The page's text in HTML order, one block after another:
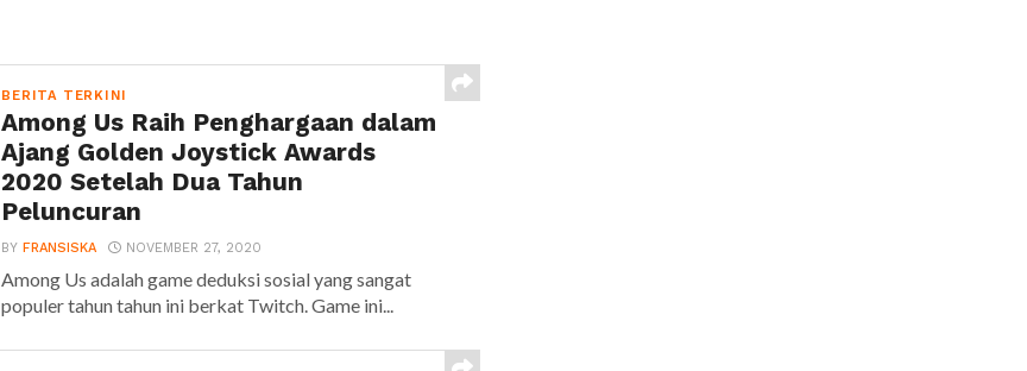
BERITA TERKINI
Among Us Raih Penghargaan dalam
Ajang Golden Joystick Awards
2020 Setelah Dua Tahun
Peluncuran
BYFRANSISKA NOVEMBER 27, 2020
Among Us adalah game deduksi sosial yang sangat
populer tahun tahun ini berkat Twitch. Game ini...